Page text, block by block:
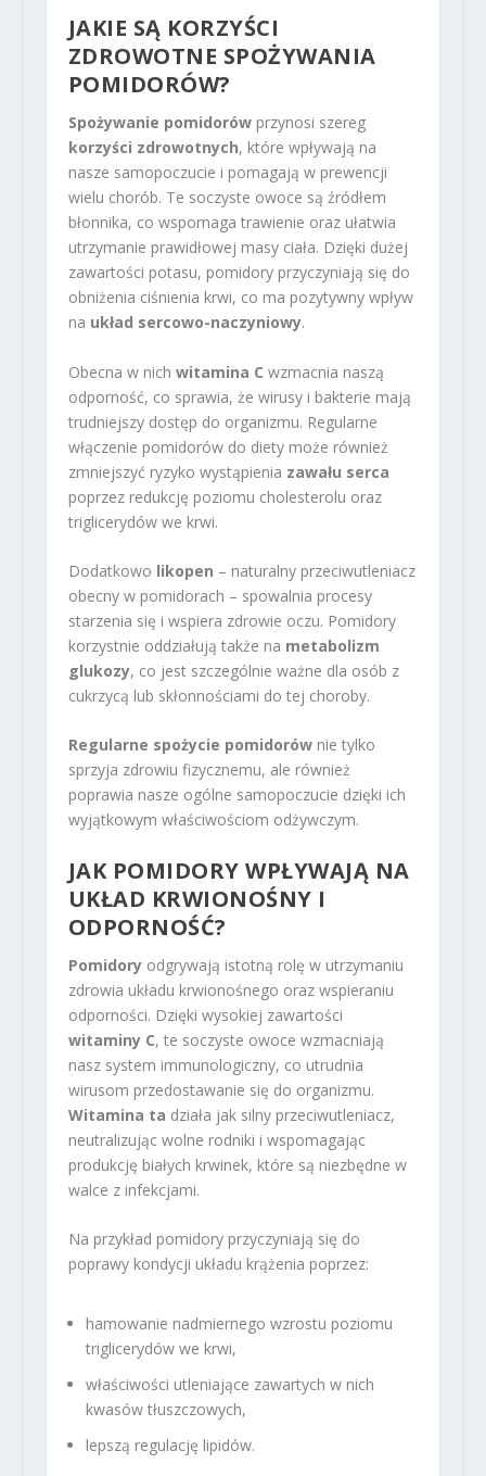
JAKIE SĄ KORZYŚCI
ZDROWOTNE SPOŻYWANIA
POMIDORÓW?
Spożywanie pomidorówprzynosi szereg
korzyści zdrowotnych, które wpływają na
nasze samopoczucie i pomagają w prewencji
wielu chorób. Te soczyste owoce są źródłem
błonnika, co wspomaga trawienie oraz ułatwia
utrzymanie prawidłowej masy ciała. Dzięki dużej
zawartości potasu, pomidory przyczyniają się do
obniżenia ciśnienia krwi, co ma pozytywny wpływ
na układ sercowo-naczyniowy.
Obecna w nich witamina C wzmacnia naszą
odporność, co sprawia, że wirusy i bakterie mają
trudniejszy dostęp do organizmu. Regularne
włączenie pomidorów do diety może również
zmniejszyć ryzyko wystąpienia zawału serca
poprzez redukcję poziomu cholesterolu oraz
triglicerydów we krwi.
Dodatkowo likopen – naturalny przeciwutleniacz
obecny w pomidorach – spowalnia procesy
starzenia się i wspiera zdrowie oczu. Pomidory
korzystnie oddziałują także na metabolizm
glukozy, co jest szczególnie ważne dla osób z
cukrzycą lub skłonnościami do tej choroby.
Regularne spożycie pomidorównie tylko
sprzyja zdrowiu fizycznemu, ale również
poprawia nasze ogólne samopoczucie dzięki ich
wyjątkowym właściwościom odżywczym.
JAK POMIDORY WPŁYWAJĄ NA
UKŁAD KRWIONOŚNY I
ODPORNOŚĆ?
Pomidoryodgrywają istotną rolę w utrzymaniu
zdrowia układu krwionośnego oraz wspieraniu
odporności. Dzięki wysokiej zawartości
witaminy C, te soczyste owoce wzmacniają
nasz system immunologiczny, co utrudnia
wirusom przedostawanie się do organizmu.
Witamina ta działa jak silny przeciwutleniacz,
neutralizując wolne rodniki i wspomagając
produkcję białych krwinek, które są niezbędne w
walce z infekcjami.
Na przykład pomidory przyczyniają się do
poprawy kondycji układu krążenia poprzez:
hamowanie nadmiernego wzrostu poziomu
triglicerydów we krwi,
właściwości utleniające zawartych w nich
kwasów tłuszczowych,
lepszą regulację lipidów.